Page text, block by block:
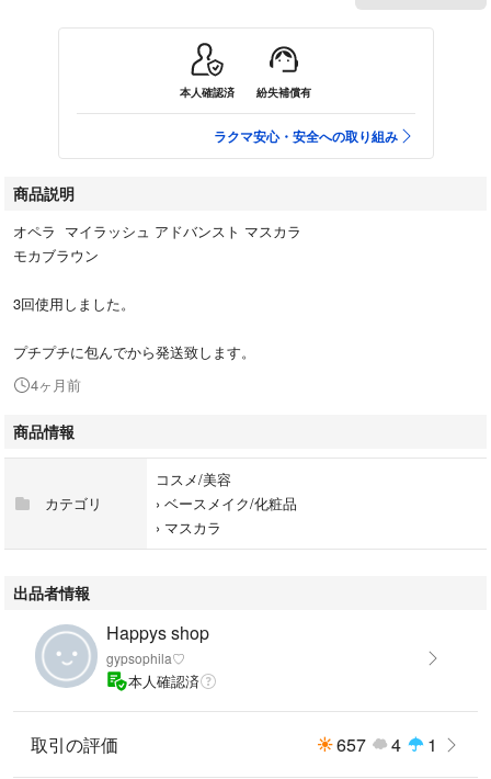
本人確認済 紛失補償有
ラクマ安心・安全への取り組み
商品説明
オペラ マイラッシュ アドバンスト マスカラ
モカブラウン
3回使用しました。
プチプチに包んでから発送致します。
4ヶ月前
商品情報
カテゴリ
コスメ/美容
› ベースメイク/化粧品
› マスカラ
出品者情報
Happys shop
gypsophila♡
本人確認済
取引の評価 657 4 1